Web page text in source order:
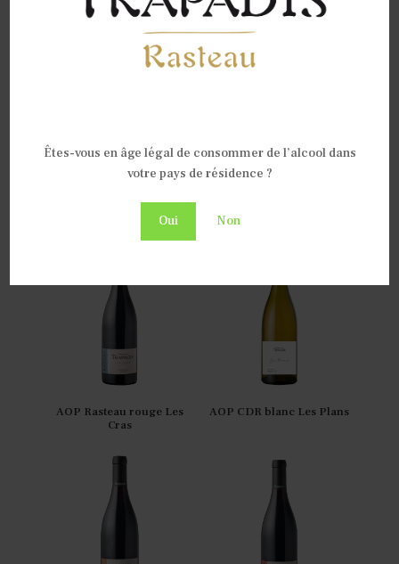
Êtes-vous en âge légal de consommer de l’alcool dans
votre pays de résidence ?
Oui Non
AOP Rasteau rouge Les
Cras
AOP CDR blanc Les Plans